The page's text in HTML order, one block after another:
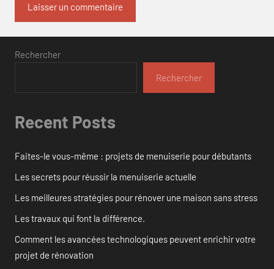
Rechercher
Rechercher
Recent Posts
Faites-le vous-même : projets de menuiserie pour débutants
Les secrets pour réussir la menuiserie actuelle
Les meilleures stratégies pour rénover une maison sans stress
Les travaux qui font la différence.
Comment les avancées technologiques peuvent enrichir votre
projet de rénovation